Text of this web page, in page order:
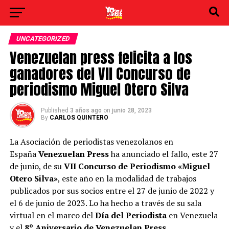
UNCATEGORIZED
Venezuelan press felicita a los
ganadores del VII Concurso de
periodismo Miguel Otero Silva
Published 3 años ago on junio 28, 2023
By CARLOS QUINTERO
La Asociación de periodistas venezolanos en
EspañaVenezuelan Pressha anunciado el fallo, este 27
de junio, de suVII Concurso de Periodismo «Miguel
Otero Silva», este año en la modalidad de trabajos
publicados por sus socios entre el 27 de junio de 2022 y
el 6 de junio de 2023. Lo ha hecho a través de su sala
virtual en el marco delDía del Periodistaen Venezuela